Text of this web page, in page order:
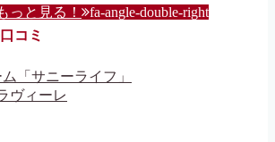
っと見る！ fa-angle-double-right
コミ
「サニーライフ」
ヴィーレ